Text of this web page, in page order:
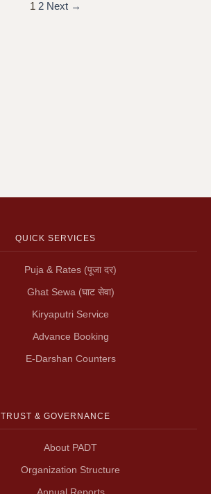
1 2 Next →
QUICK SERVICES
Puja & Rates (पूजा दर)
Ghat Sewa (घाट सेवा)
Kiryaputri Service
Advance Booking
E-Darshan Counters
TRUST & GOVERNANCE
About PADT
Organization Structure